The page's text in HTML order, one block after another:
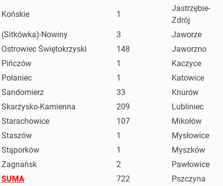
Końskie 1
Jastrzębie-
Zdrój
(Sitkówka)-Nowiny
3
Jaworze
Ostrowiec Świętokrzyski
148
Jaworzno
Pińczów
1
Kaczyce
Połaniec
1
Katowice
Sandomierz
33
Knurów
Skarżysko-Kamienna
209
Lubliniec
Starachowice
107
Mikołów
Staszów
1
Mysłowice
Stąporków
1
Myszków
Zagnańsk
2
Pawłowice
SUMA
722
Pszczyna